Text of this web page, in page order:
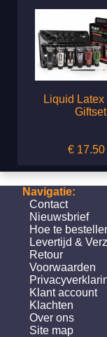
Liquid Latex
Giftset
€ 17.50
Navigatie:
Contact
Nieuwsbrief
Hoe te
Levertijd &
Retour
Voorwaarden
Klant account
Klachten
Over ons
Site map